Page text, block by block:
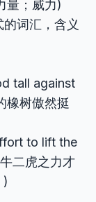
量；威力)
词汇，含义
tall against
橡树傲然挺
to lift the
二虎之力才
)